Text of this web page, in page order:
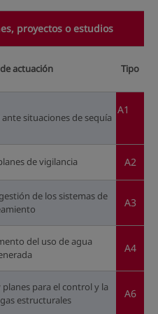
proyectos o estudios
actuación Tipo
situaciones de sequía
A1
de vigilancia A2
de los sistemas de
A3
del uso de agua
A4
para el control y la
estructurales
A6